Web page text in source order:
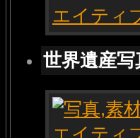
世界遺産写